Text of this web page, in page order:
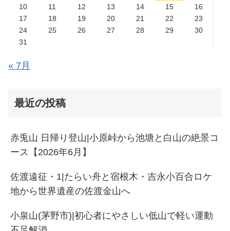
10
11 12 13 14 15
16
17
18 19 20 21 22
23
24
25 26 27 28 29
30
31
« 7月
最近の投稿
赤兎山 日帰り登山|小原峠から池塘と白山の絶景コ
ース【2026年6月】
佐渡遠征・1|たらい舟と宿根木・吉永小百合ロケ
地から世界遺産の佐渡金山へ
小泉山(茅野市)|初心者にやさしい低山で軽い運動